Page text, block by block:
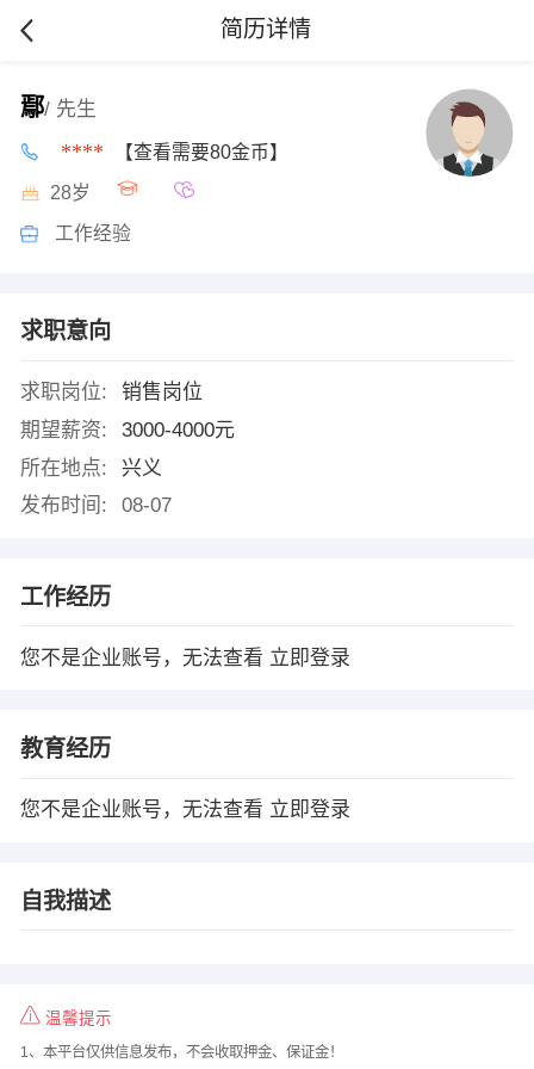
简历详情
鄢/ 先生
**** 【查看需要80金币】
28岁
工作经验
求职意向
求职岗位:
销售岗位
期望薪资:
3000-4000元
所在地点:
兴义
发布时间:
08-07
工作经历
您不是企业账号，无法查看 立即登录
教育经历
您不是企业账号，无法查看 立即登录
自我描述
温馨提示
1、本平台仅供信息发布，不会收取押金、保证金！